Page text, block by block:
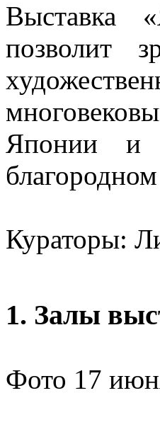
Выставка
позволит
Японии и
Кураторы:
1. Залы
Фото 17